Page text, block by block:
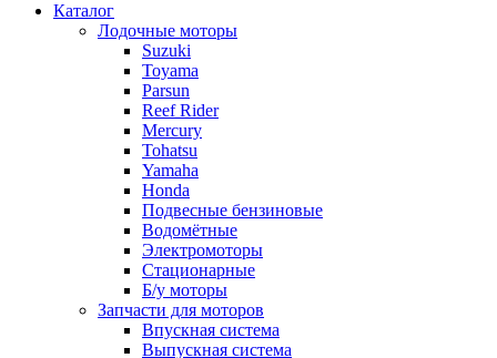
Каталог
Лодочные моторы
Suzuki
Toyama
Parsun
Reef Rider
Mercury
Tohatsu
Yamaha
Honda
Подвесные бензиновые
Водомётные
Электромоторы
Стационарные
Б/у моторы
Запчасти для моторов
Впускная система
Выпускная система